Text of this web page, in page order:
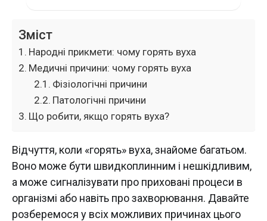
Зміст
Народні прикмети: чому горять вуха
Медичні причини: чому горять вуха
Фізіологічні причини
Патологічні причини
Що робити, якщо горять вуха?
Відчуття, коли «горять» вуха, знайоме багатьом.
Воно може бути швидкоплинним і нешкідливим,
а може сигналізувати про приховані процеси в
організмі або навіть про захворювання. Давайте
розберемося у всіх можливих причинах цього